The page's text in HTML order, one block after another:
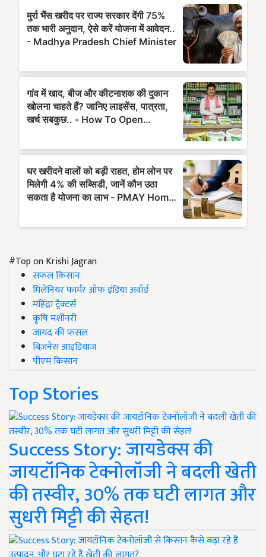
#Top on Krishi Jagran
सफल किसान
मिलेनियर फार्मर ऑफ इंडिया अवॉर्ड
महिंद्रा ट्रैक्टर्स
कृषि मशीनरी
जायद की फसल
बिज़नेस आइडियाज
पीएम किसान
Top Stories
Success Story: जायडेक्स की
जायटॉनिक टेक्नोलॉजी ने बदली खेती
की तस्वीर, 30% तक घटी लागत और
सुधरी मिट्टी की सेहत!